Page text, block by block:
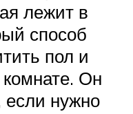
лежит в
способ
пол и
комнате. Он
если нужно